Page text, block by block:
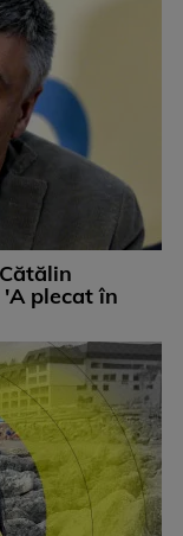
'A plecat în